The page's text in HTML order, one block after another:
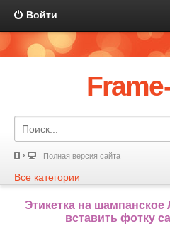
Войти
Полная версия сайта
Все категории
Этикетка на
вставить фотку